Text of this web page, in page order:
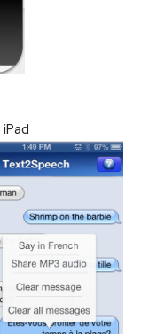
iPad